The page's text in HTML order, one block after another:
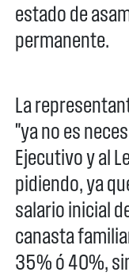
estado de
permanente.
La
"ya no es
Ejecutivo y al
pidiendo, ya
salario inicial
canasta
35% ó 40%,